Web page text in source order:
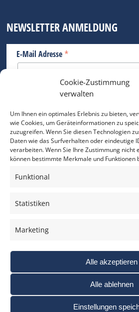
Cookie-Zustimmung
verwalten
Um Ihnen ein optimales Erlebnis zu bieten,
wie Cookies, um Geräteinformationen zu
zuzugreifen. Wenn Sie diesen Technologien
Daten wie das Surfverhalten oder eindeutige
verarbeiten. Wenn Sie Ihre Zustimmung nicht
können bestimmte Merkmale und Funktionen
Funktional
Statistiken
Marketing
Alle akzeptieren
Alle ablehnen
Einstellungen
NEWSLETTER ANMELDUNG
E-Mail Adresse *
Bitte geben Sie Ihre E-Mail Adresse ein.